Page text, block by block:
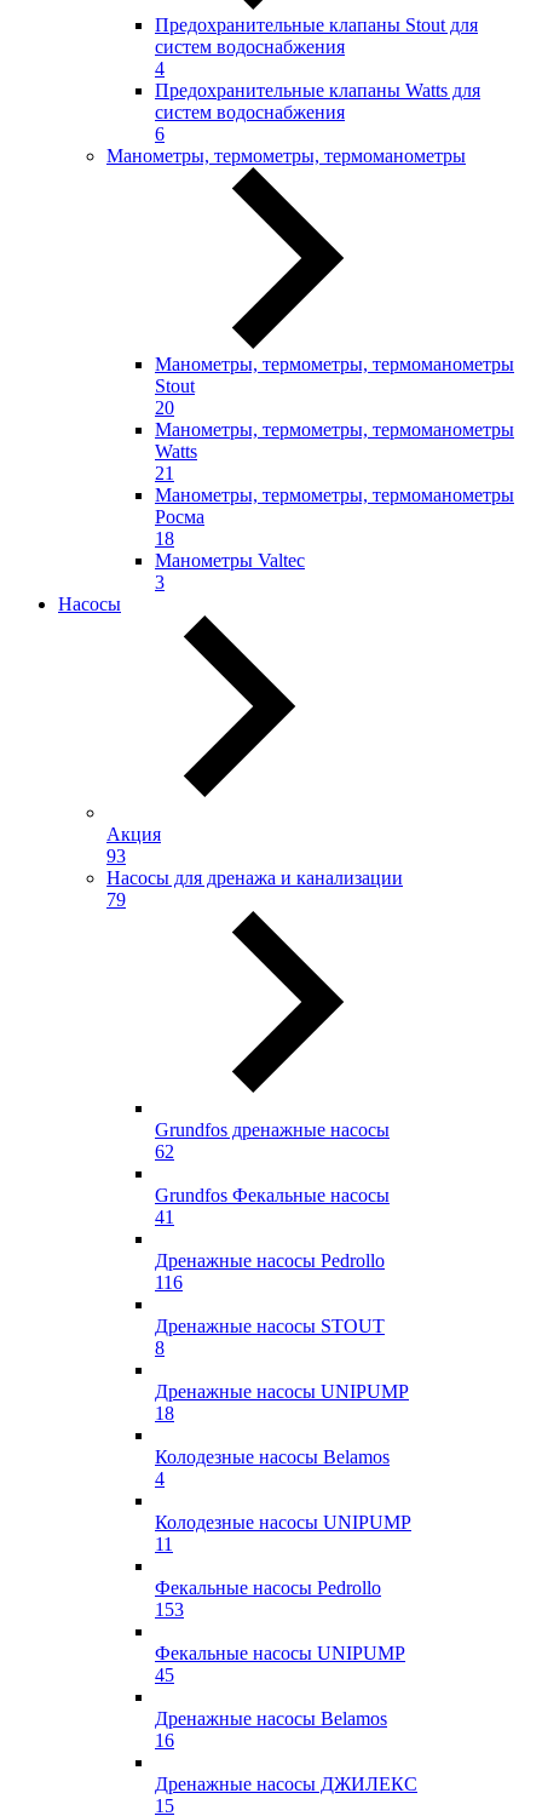
Предохранительные клапаны Stout для
систем водоснабжения
4
Предохранительные клапаны Watts для
систем водоснабжения
6
Манометры, термометры, термоманометры
Манометры, термометры, термоманометры
Stout
20
Манометры, термометры, термоманометры
Watts
21
Манометры, термометры, термоманометры
Росма
18
Манометры Valtec
3
Насосы
Акция
93
Насосы для дренажа и канализации
79
Grundfos дренажные насосы
62
Grundfos Фекальные насосы
41
Дренажные насосы Pedrollo
116
Дренажные насосы STOUT
8
Дренажные насосы UNIPUMP
18
Колодезные насосы Belamos
4
Колодезные насосы UNIPUMP
11
Фекальные насосы Pedrollo
153
Фекальные насосы UNIPUMP
45
Дренажные насосы Belamos
16
Дренажные насосы ДЖИЛЕКС
15